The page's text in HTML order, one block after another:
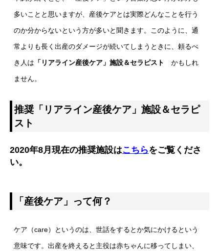
多いことと思いますが、産後ケアとは実際どんなことを行う
のか分からないという方が多いと聞きます。このように、通
常よりも長く出産のダメージが続いてしまうときに、頼るべ
き人は 「リアライン産後ケア 」施設＆セラピストかもしれ
ません。
推奨「リアライン産後ケア」施設＆セラピ
スト
2020年8月現在の推奨施設はこちらをご覧くださ
い。
「産後ケア」って何？
ケア（care）というのは、世話をするとか気にかけるという
意味です。出産を終えると主役は赤ちゃんに移ってしまい、